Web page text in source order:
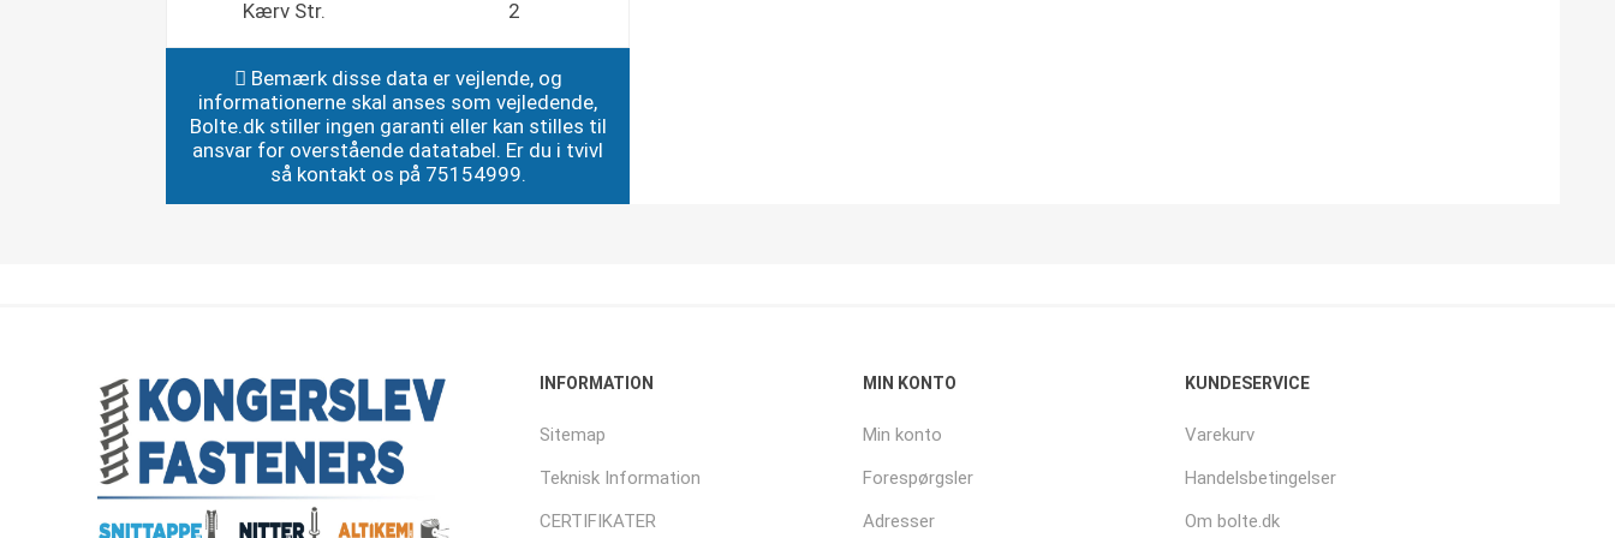
Kærv Str. 2
Bemærk disse data er vejlende, og
informationerne skal anses som vejledende,
Bolte.dk stiller ingen garanti eller kan stilles til
ansvar for overstående datatabel. Er du i tvivl
så kontakt os på 75154999.
INFORMATION
Sitemap
Teknisk Information
CERTIFIKATER
MIN KONTO
Min konto
Forespørgsler
Adresser
KUNDESERVICE
Varekurv
Handelsbetingelser
Om bolte.dk